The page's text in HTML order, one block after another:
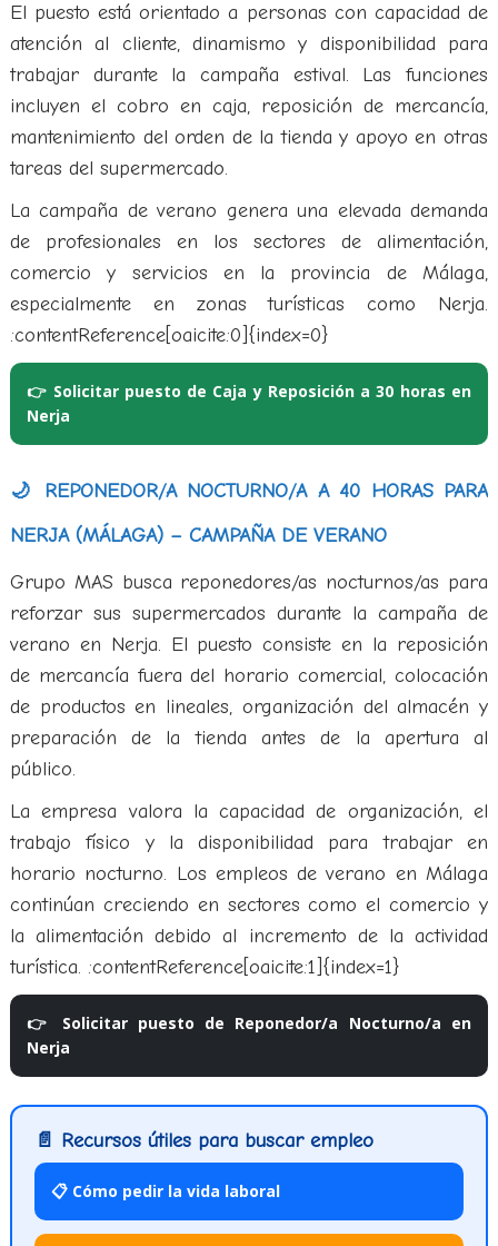
El puesto está orientado a personas con capacidad de
atención al cliente, dinamismo y disponibilidad para
trabajar durante la campaña estival. Las funciones
incluyen el cobro en caja, reposición de mercancía,
mantenimiento del orden de la tienda y apoyo en otras
tareas del supermercado.
La campaña de verano genera una elevada demanda
de profesionales en los sectores de alimentación,
comercio y servicios en la provincia de Málaga,
especialmente en zonas turísticas como Nerja.
:contentReference[oaicite:0]{index=0}
👉 Solicitar puesto de Caja y Reposición a 30 horas en
Nerja
🌙 REPONEDOR/A NOCTURNO/A A 40 HORAS PARA
NERJA (MÁLAGA) – CAMPAÑA DE VERANO
Grupo MAS busca reponedores/as nocturnos/as para
reforzar sus supermercados durante la campaña de
verano en Nerja. El puesto consiste en la reposición
de mercancía fuera del horario comercial, colocación
de productos en lineales, organización del almacén y
preparación de la tienda antes de la apertura al
público.
La empresa valora la capacidad de organización, el
trabajo físico y la disponibilidad para trabajar en
horario nocturno. Los empleos de verano en Málaga
continúan creciendo en sectores como el comercio y
la alimentación debido al incremento de la actividad
turística. :contentReference[oaicite:1]{index=1}
👉 Solicitar puesto de Reponedor/a Nocturno/a en
Nerja
📄 Recursos útiles para buscar empleo
📋 Cómo pedir la vida laboral